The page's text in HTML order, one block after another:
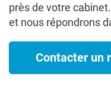
près de votre
et nous répondrons
Contacter un